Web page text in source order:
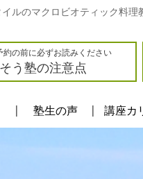
ルのマクロビオティック料理
約の前に必ずお読みください
う塾の注意点
塾生の声 講座カ